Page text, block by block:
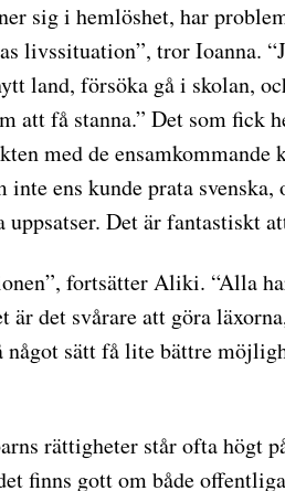
sig i hemlöshet, har
livssituation”, tror Ioanna.
land, försöka gå i skolan,
att få stanna.” Det som fick
med de ensamkommande
inte ens kunde prata
Det är fantastiskt
fortsätter Aliki. “Alla
är det svårare att göra
något sätt få lite bättre
rättigheter står ofta högt
finns gott om både